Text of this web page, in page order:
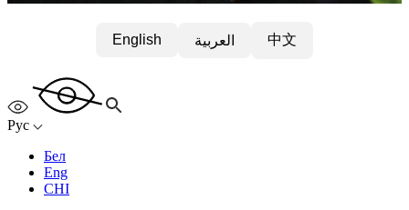
English العربية 中文
Рус
Бел
Eng
CHI